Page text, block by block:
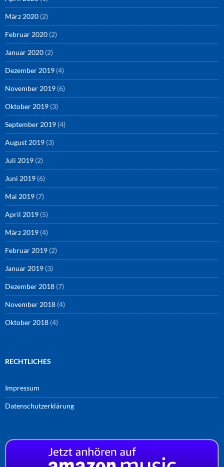
März 2020 (2)
Februar 2020 (2)
Januar 2020 (2)
Dezember 2019 (4)
November 2019 (6)
Oktober 2019 (3)
September 2019 (4)
August 2019 (3)
Juli 2019 (2)
Juni 2019 (6)
Mai 2019 (7)
April 2019 (5)
März 2019 (4)
Februar 2019 (2)
Januar 2019 (3)
Dezember 2018 (7)
November 2018 (4)
Oktober 2018 (4)
RECHTLICHES
Impressum
Datenschutzerklärung